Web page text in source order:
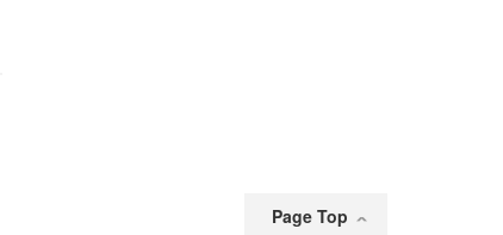
Page Top